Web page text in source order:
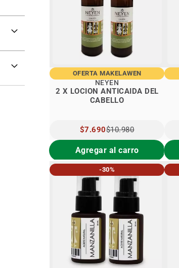
OFERTA MAKELAWEN
2 X LOCION ANTICAIDA DEL
CABELLO
NEYEN
PRECIO
ESPECIAL
$7.690$10.980
Agregar al carro
-30%
items